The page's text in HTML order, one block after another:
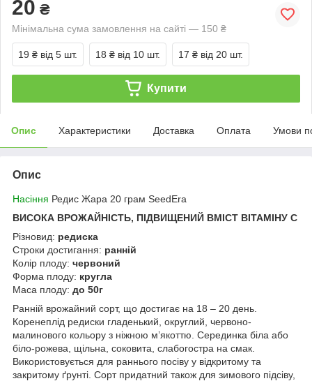
20 ₴
Мінімальна сума замовлення на сайті — 150 ₴
19 ₴ від 5 шт. 18 ₴ від 10 шт. 17 ₴ від 20 шт.
Купити
Опис Характеристики Доставка Оплата Умови
Опис
Насіння Редис Жара 20 грам SeedEra
ВИСОКА ВРОЖАЙНІСТЬ, ПІДВИЩЕНИЙ ВМІСТ ВІТАМІНУ С
Різновид: редиска
Строки достигання: ранній
Колір плоду: червоний
Форма плоду: кругла
Маса плоду: до 50г
Ранній врожайний сорт, що достигає на 18 – 20 день.
Коренеплід редиски гладенький, округлий, червоно-
малинового кольору з ніжною м’якоттю. Серединка біла або
біло-рожева, щільна, соковита, слабогостра на смак.
Використовується для раннього посіву у відкритому та
закритому ґрунті. Сорт придатний також для зимового підсіву,